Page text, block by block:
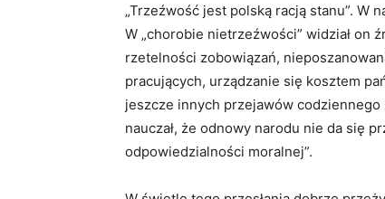
„Trzeźwość jest polską racją stanu”. W
W „chorobie nietrzeźwości” widział on
rzetelności zobowiązań,
pracujących, urządzanie się kosztem
jeszcze innych przejawów
nauczał, że odnowy narodu nie da się
odpowiedzialności moralnej”.